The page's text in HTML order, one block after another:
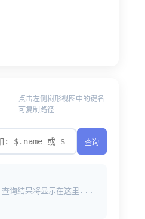
点击左侧树形视图中的键名
可复制路径
查询
查询结果将显示在这里...